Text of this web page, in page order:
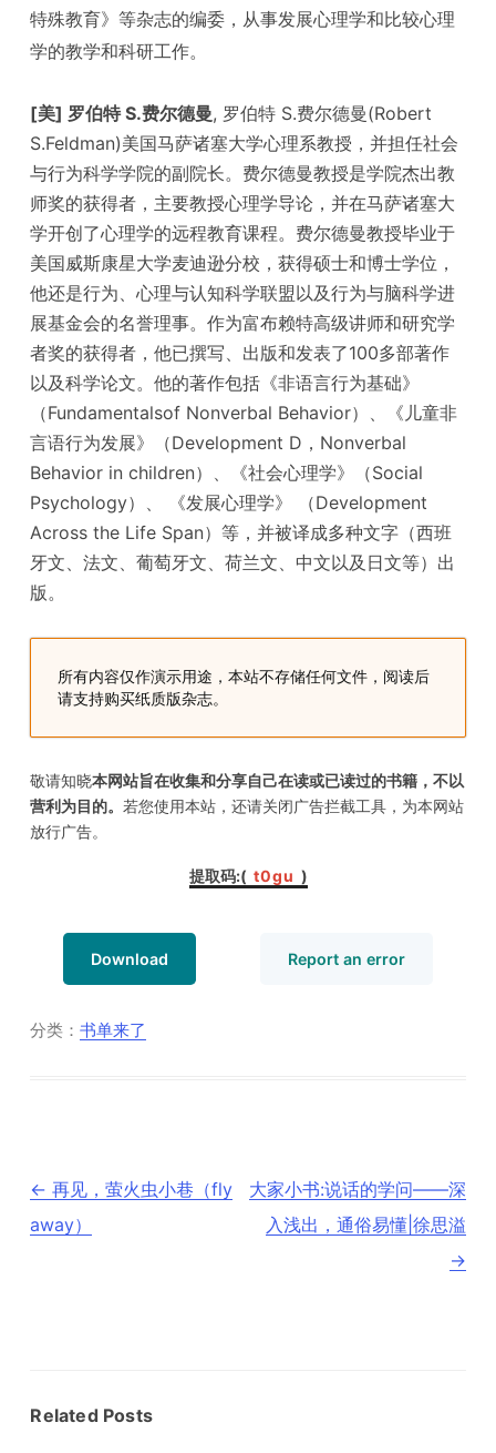
特殊教育》等杂志的编委，从事发展心理学和比较心理
学的教学和科研工作。
[美] 罗伯特 S.费尔德曼, 罗伯特 S.费尔德曼(Robert
S.Feldman)美国马萨诸塞大学心理系教授，并担任社会
与行为科学学院的副院长。费尔德曼教授是学院杰出教
师奖的获得者，主要教授心理学导论，并在马萨诸塞大
学开创了心理学的远程教育课程。费尔德曼教授毕业于
美国威斯康星大学麦迪逊分校，获得硕士和博士学位，
他还是行为、心理与认知科学联盟以及行为与脑科学进
展基金会的名誉理事。作为富布赖特高级讲师和研究学
者奖的获得者，他已撰写、出版和发表了100多部著作
以及科学论文。他的著作包括《非语言行为基础》
（Fundamentalsof Nonverbal Behavior）、《儿童非
言语行为发展》（Development D，Nonverbal
Behavior in children）、《社会心理学》（Social
Psychology）、 《发展心理学》 （Development
Across the Life Span）等，并被译成多种文字（西班
牙文、法文、葡萄牙文、荷兰文、中文以及日文等）出
版。
所有内容仅作演示用途，本站不存储任何文件，阅读后
请支持购买纸质版杂志。
敬请知晓本网站旨在收集和分享自己在读或已读过的书籍，不以
营利为目的。若您使用本站，还请关闭广告拦截工具，为本网站
放行广告。
提取码:( t0gu )
Download Report an error
分类：书单来了
文
章
导
← 再见，萤火虫小巷（fly
away）
大家小书:说话的学问——深
入浅出，通俗易懂|徐思溢
→
Related Posts